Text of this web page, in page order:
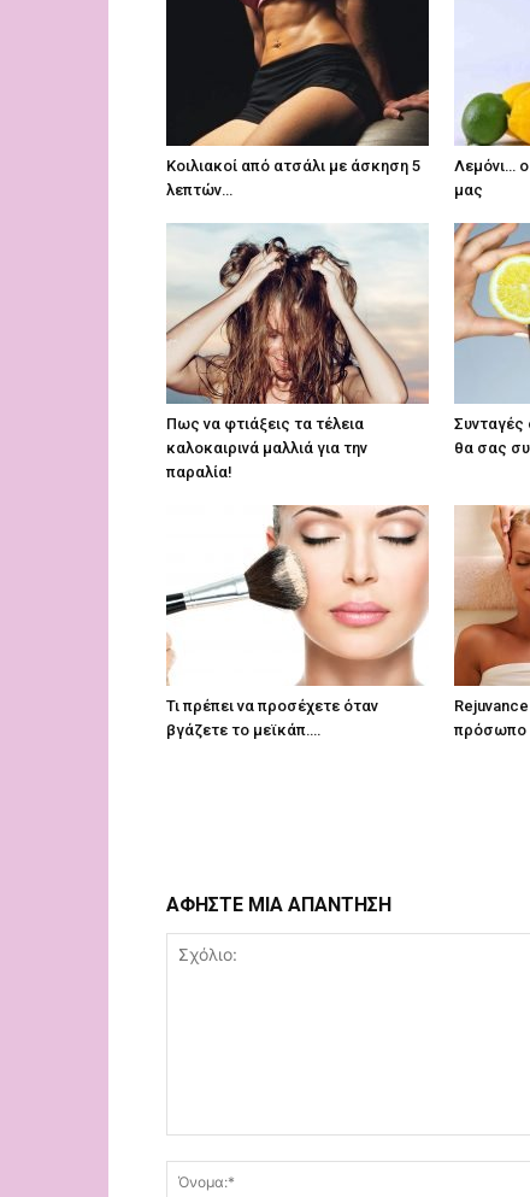
Κοιλιακοί από ατσάλι με άσκηση 5
λεπτών…
Λεμόνι…
μας
Πως να φτιάξεις τα τέλεια
καλοκαιρινά μαλλιά για την
παραλία!
Συνταγές
θα σας
Τι πρέπει να προσέχετε όταν
βγάζετε το μεϊκάπ….
πρόσωπο
ΑΦΗΣΤΕ ΜΙΑ ΑΠΑΝΤΗΣΗ